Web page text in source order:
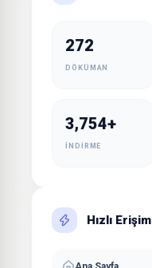
272
DÖKÜMAN
3,754+
İNDIRME
Hızlı Erişim